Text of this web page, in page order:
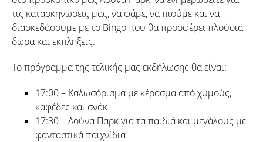
τις κατασκηνώσεις μας, να φάμε, να πιούμε και να
διασκεδάσουμε με το Bingo που θα προσφέρει πλούσια
δώρα και εκπλήξεις.
Το πρόγραμμα της τελικής μας εκδήλωσης θα είναι:
17:00 – Καλωσόρισμα με κέρασμα από χυμούς,
καφέδες και σνάκ
17:30 – Λούνα Παρκ για τα παιδιά και μεγάλους με
φανταστικά παιχνίδια